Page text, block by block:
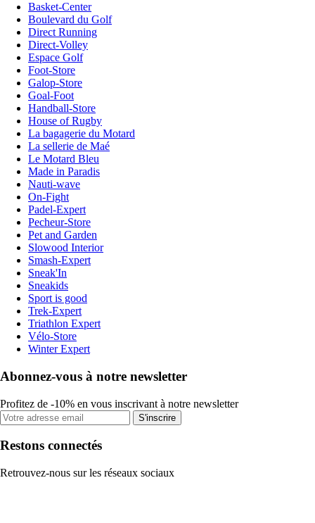
Basket-Center
Boulevard du Golf
Direct Running
Direct-Volley
Espace Golf
Foot-Store
Galop-Store
Goal-Foot
Handball-Store
House of Rugby
La bagagerie du Motard
La sellerie de Maé
Le Motard Bleu
Made in Paradis
Nauti-wave
On-Fight
Padel-Expert
Pecheur-Store
Pet and Garden
Slowood Interior
Smash-Expert
Sneak'In
Sneakids
Sport is good
Trek-Expert
Triathlon Expert
Vélo-Store
Winter Expert
Abonnez-vous à notre newsletter
Profitez de -10% en vous inscrivant à notre newsletter
S'inscrire
Restons connectés
Retrouvez-nous sur les réseaux sociaux